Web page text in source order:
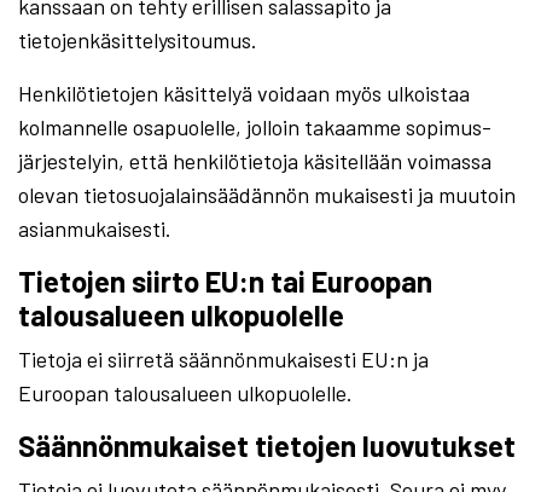
kanssaan on tehty erillisen salassapito ja
tietojenkäsittelysitoumus.
Henkilötietojen käsittelyä voidaan myös ulkoistaa
kolmannelle osapuolelle, jolloin takaamme sopimus-
järjestelyin, että henkilötietoja käsitellään voimassa
olevan tietosuojalainsäädännön mukaisesti ja muutoin
asianmukaisesti.
Tietojen siirto EU:n tai Euroopan
talousalueen ulkopuolelle
Tietoja ei siirretä säännönmukaisesti EU:n ja
Euroopan talousalueen ulkopuolelle.
Säännönmukaiset tietojen luovutukset